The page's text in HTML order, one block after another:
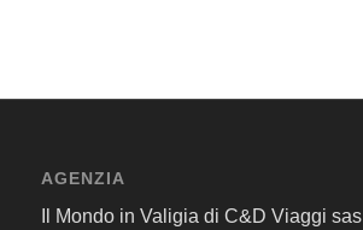
AGENZIA
Il Mondo in Valigia di C&D Viaggi sas